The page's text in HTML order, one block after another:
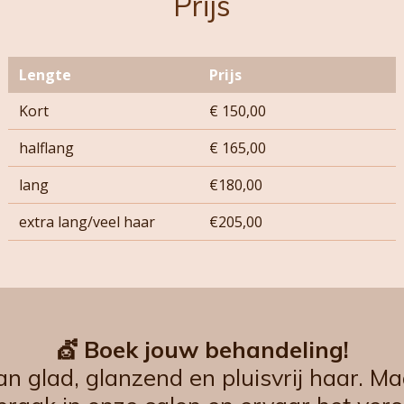
Lengte
Prijs
Kort
€ 150,00
halflang
€ 165,00
lang
€180,00
extra lang/veel haar
€205,00
💇 Boek jouw behandeling!
glad, glanzend en pluisvrij haar.